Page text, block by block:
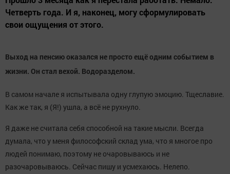
Четверть года. И я, наконец, могу сформулировать
свои ощущения от этого.
Выход на пенсию оказался не просто ещё одним событием в
жизни. Он стал вехой. Водоразделом.
В самом начале я испытывала одну глупую эмоцию. Тщеславие.
Как же так, я (Я!) ушла, а всё не рухнуло.
Я даже не считала себя способной на такие мысли. Всегда
думала, что у меня философский склад ума, что я многое про
людей понимаю, поэтому не очаровываюсь и не
разочаровываюсь. Сейчас пишу и усмехаюсь. Нелепо.